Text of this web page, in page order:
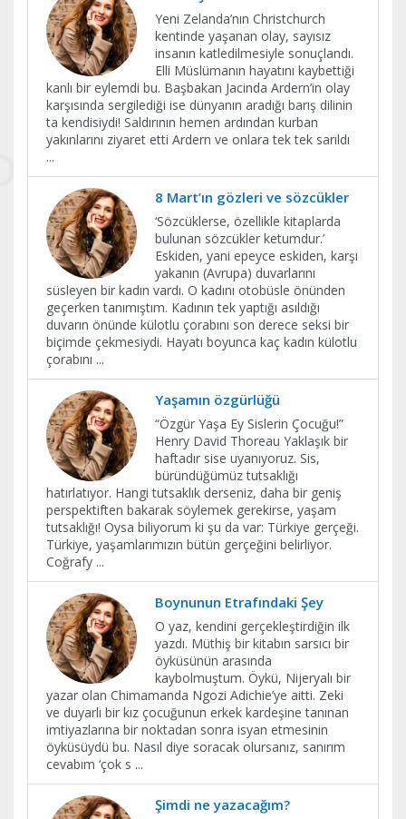
Yeni Zelanda’nın Christchurch
kentinde yaşanan olay, sayısız
insanın katledilmesiyle sonuçlandı.
Elli Müslümanın hayatını kaybettiği
kanlı bir eylemdi bu. Başbakan Jacinda Ardern’in olay
karşısında sergilediği ise dünyanın aradığı barış dilinin
ta kendisiydi! Saldırının hemen ardından kurban
yakınlarını ziyaret etti Ardern ve onlara tek tek sarıldı
...
8 Mart’ın gözleri ve sözcükler
‘Sözcüklerse, özellikle kitaplarda
bulunan sözcükler ketumdur.’
Eskiden, yani epeyce eskiden, karşı
yakanın (Avrupa) duvarlarını
süsleyen bir kadın vardı. O kadını otobüsle önünden
geçerken tanımıştım. Kadının tek yaptığı asıldığı
duvarın önünde külotlu çorabını son derece seksi bir
biçimde çekmesiydi. Hayatı boyunca kaç kadın külotlu
çorabını ...
Yaşamın özgürlüğü
“Özgür Yaşa Ey Sislerin Çocuğu!”
Henry David Thoreau Yaklaşık bir
haftadır sise uyanıyoruz. Sis,
büründüğümüz tutsaklığı
hatırlatıyor. Hangi tutsaklık derseniz, daha bir geniş
perspektiften bakarak söylemek gerekirse, yaşam
tutsaklığı! Oysa biliyorum ki şu da var: Türkiye gerçeği.
Türkiye, yaşamlarımızın bütün gerçeğini belirliyor.
Coğrafy ...
Boynunun Etrafındaki Şey
O yaz, kendini gerçekleştirdiğin ilk
yazdı. Müthiş bir kitabın sarsıcı bir
öyküsünün arasında
kaybolmuştum. Öykü, Nijeryalı bir
yazar olan Chimamanda Ngozi Adichie’ye aitti. Zeki
ve duyarlı bir kız çocuğunun erkek kardeşine tanınan
imtiyazlarına bir noktadan sonra isyan etmesinin
öyküsüydü bu. Nasıl diye soracak olursanız, sanırım
cevabım ‘çok s ...
Şimdi ne yazacağım?